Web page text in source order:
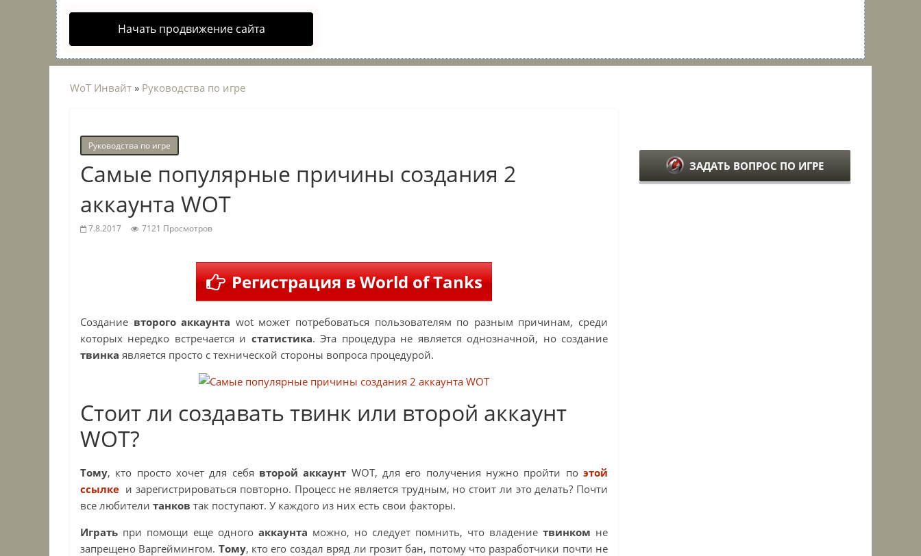
Начать продвижение сайта
WoT Инвайт » Руководства по игре
Руководства по игре
Самые популярные причины создания 2
аккаунта WOT
7.8.2017 7121 Просмотров
Регистрация в World of Tanks
Создание второго аккаунта wotможет потребоваться пользователям по разным причинам, среди
которых нередко встречается и статистика. Эта процедура не является однозначной, но создание
твинка является просто с технической стороны вопроса процедурой.
Стоит ли создавать твинк или второй аккаунт
WOT?
Тому, кто просто хочет для себя второй аккаунт WOT, для его получения нужно пройти поэтой
ссылке и зарегистрироваться повторно. Процесс не является трудным, но стоит ли это делать? Почти
все любители танков так поступают. У каждого из них есть свои факторы.
Играть при помощи еще одного аккаунта можно, но следует помнить, что владение твинком не
запрещено Варгеймингом. Тому, кто его создал вряд ли грозит бан, потому что разработчики почти не
ЗАДАТЬ ВОПРОС ПО ИГРЕ